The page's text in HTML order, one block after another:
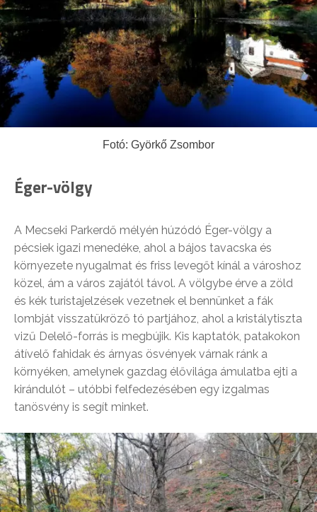
Fotó: Györkő Zsombor
Éger-völgy
A Mecseki Parkerdő mélyén húzódó Éger-völgy a
pécsiek igazi menedéke, ahol a bájos tavacska és
környezete nyugalmat és friss levegőt kínál a városhoz
közel, ám a város zajától távol. A völgybe érve a zöld
és kék turistajelzések vezetnek el bennünket a fák
lombját visszatükröző tó partjához, ahol a kristálytiszta
vizű Delelő-forrás is megbújik. Kis kaptatók, patakokon
átívelő fahidak és árnyas ösvények várnak ránk a
környéken, amelynek gazdag élővilága ámulatba ejti a
kirándulót – utóbbi felfedezésében egy izgalmas
tanösvény is segít minket.